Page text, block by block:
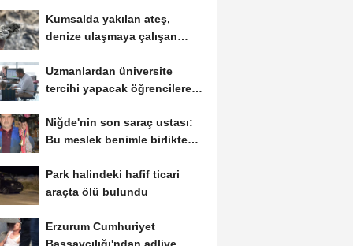
Kumsalda yakılan ateş,
denize ulaşmaya çalışan
Uzmanlardan üniversite
tercihi yapacak öğrencilere
Niğde'nin son saraç ustası:
Bu meslek benimle birlikte
Park halindeki hafif ticari
araçta ölü bulundu
Erzurum Cumhuriyet